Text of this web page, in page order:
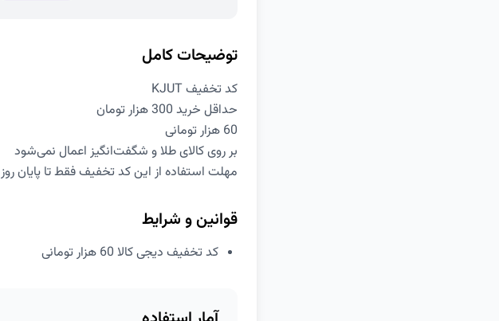
توضیحات کامل
کد تخفیف KJUT
حداقل خرید 300 هزار تومان
60 هزار تومانی
بر روی کالای طلا و شگفت‌انگیز اعمال نمی‌شود
مهلت استفاده از این کد تخفیف فقط تا پایان روز 28 شهریور ماه
قوانین و شرایط
کد تخفیف دیجی کالا 60 هزار تومانی